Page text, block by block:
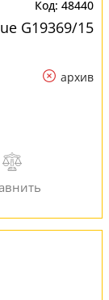
48440
G19369/15
архив